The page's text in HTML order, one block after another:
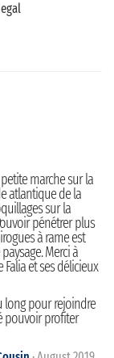
marche sur la
atlantique de la
sur la
pénétrer plus
à rame est
Merci à
et ses délicieux
long pour rejoindre
pouvoir profiter